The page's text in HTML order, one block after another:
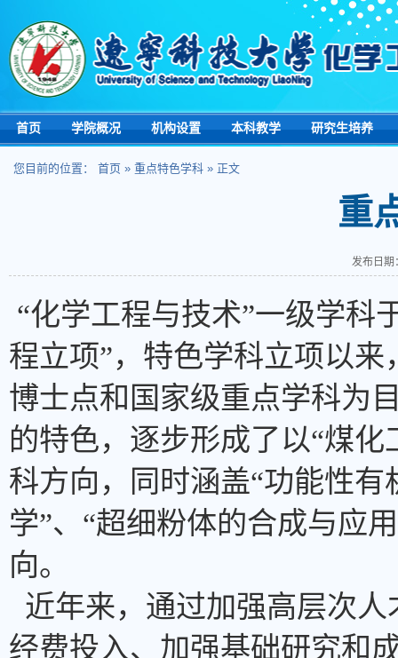
首页 学院概况 机构设置 本科教学 研究生培养
您目前的位置： 首页 » 重点特色学科 » 正文
重
发布日期
“化学工程与技术”一级学科
程立项”，特色学科立项以
博士点和国家级重点学科为
的特色，逐步形成了以“煤
科方向，同时涵盖“功能性
学”、“超细粉体的合成与应
向。
近年来，通过加强高层次
经费投入、加强基础研究和